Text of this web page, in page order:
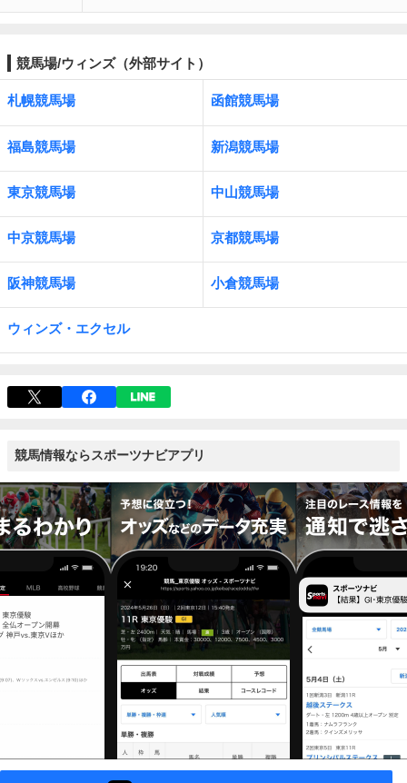
競馬場/ウィンズ（外部サイト）
札幌競馬場 函館競馬場
福島競馬場 新潟競馬場
東京競馬場 中山競馬場
中京競馬場 京都競馬場
阪神競馬場 小倉競馬場
ウィンズ・エクセル
競馬情報ならスポーツナビアプリ